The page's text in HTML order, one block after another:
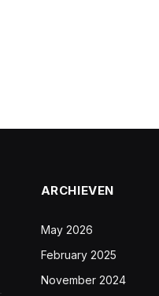
ARCHIEVEN
May 2026
February 2025
November 2024